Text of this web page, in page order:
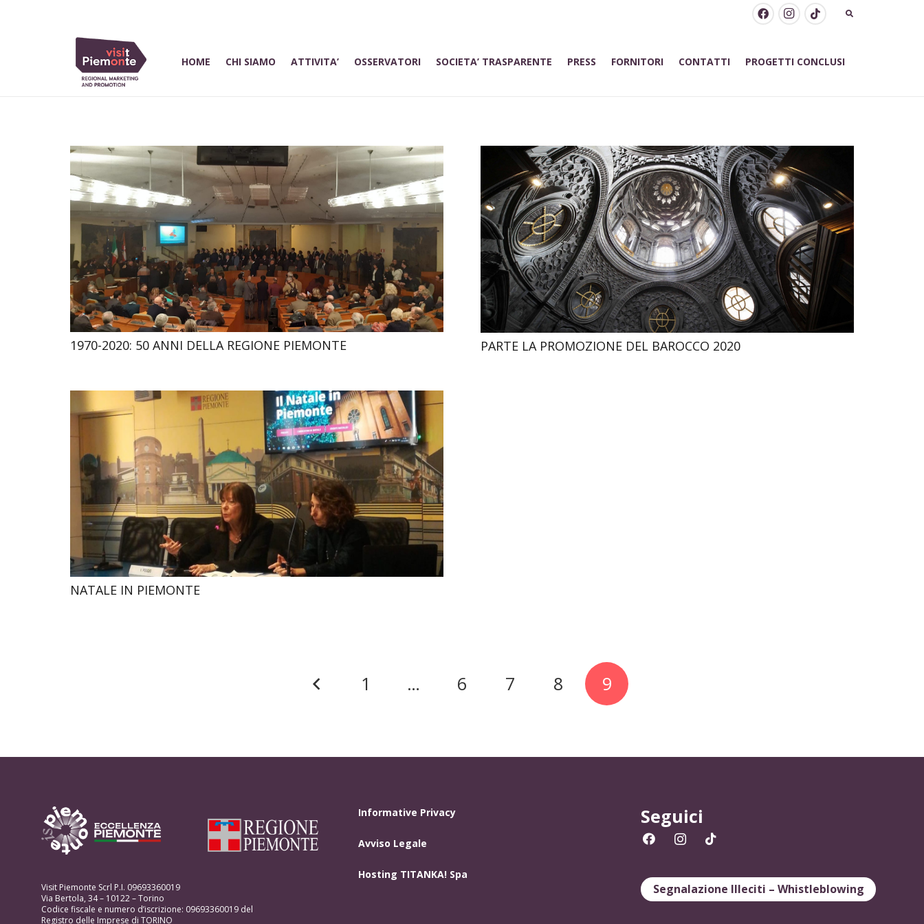
HOME CHI SIAMO ATTIVITA’ OSSERVATORI SOCIETA’ TRASPARENTE PRESS FORNITORI CONTATTI PROGETTI CONCLUSI
1970-2020: 50 ANNI DELLA REGIONE PIEMONTE PARTE LA PROMOZIONE DEL BAROCCO 2020
NATALE IN PIEMONTE
1 … 6 7 8 9
Visit Piemonte Scrl P.I. 09693360019
Via Bertola, 34 – 10122 – Torino
Codice fiscale e numero d’iscrizione: 09693360019 del
Registro delle Imprese di TORINO
Informative Privacy
Avviso Legale
Hosting TITANKA! Spa
Seguici
Segnalazione Illeciti – Whistleblowing